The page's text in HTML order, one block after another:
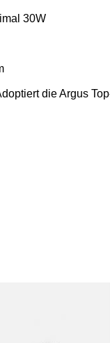
30W
die Argus